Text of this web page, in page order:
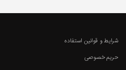
شرایط و قوانین استفاده
حریم خصوصی